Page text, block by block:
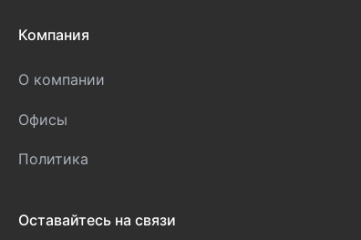
Компания
О компании
Офисы
Политика
Оставайтесь на связи